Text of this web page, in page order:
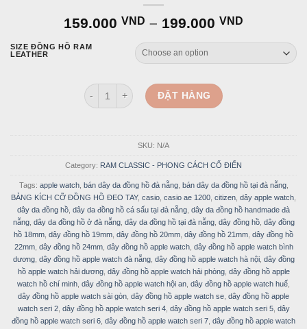
159.000 VND – 199.000 VND
SIZE ĐỒNG HỒ RAM
LEATHER
Dây Đồng Hồ Ram Classic 1961 Da Lộn Suede
ĐẶT HÀNG
SKU: N/A
Category: RAM CLASSIC - PHONG CÁCH CỔ ĐIỂN
Tags: apple watch, bán dây da đồng hồ đà nẵng, bán dây da đồng hồ tại đà nẵng,
BẢNG KÍCH CỠ ĐỒNG HỒ ĐEO TAY, casio casio ae 1200 citizen dây apple watch
dây da đồng hồ dây da đồng hồ cá sấu tại đà nẵng dây da đồng hồ handmade đà
nẵng, dây da đồng hồ ở đà nẵng, dây da đồng hồ tại đà nẵng, dây đồng hồ, dây đồng
hồ 18mm dây đồng hồ 19mm dây đồng hồ 20mm dây đồng hồ 21mm dây đồng hồ
22mm, dây đồng hồ 24mm, dây đồng hồ apple watch, dây đồng hồ apple watch bình
dương, dây đồng hồ apple watch đà nẵng, dây đồng hồ apple watch hà nội, dây đồng
hồ apple watch hải dương, dây đồng hồ apple watch hải phòng, dây đồng hồ apple
watch hồ chí minh dây đồng hồ apple watch hội an dây đồng hồ apple watch huế
dây đồng hồ apple watch sài gòn dây đồng hồ apple watch se dây đồng hồ apple
watch seri 2, dây đồng hồ apple watch seri 4, dây đồng hồ apple watch seri 5, dây
đồng hồ apple watch seri 6 dây đồng hồ apple watch seri 7 dây đồng hồ apple watch